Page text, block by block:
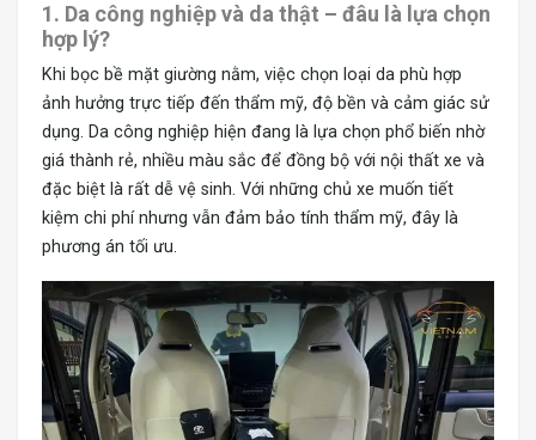
1. Da công nghiệp và da thật – đâu là lựa chọn
hợp lý?
Khi bọc bề mặt giường nằm, việc chọn loại da phù hợp
ảnh hưởng trực tiếp đến thẩm mỹ, độ bền và cảm giác sử
dụng. Da công nghiệp hiện đang là lựa chọn phổ biến nhờ
giá thành rẻ, nhiều màu sắc để đồng bộ với nội thất xe và
đặc biệt là rất dễ vệ sinh. Với những chủ xe muốn tiết
kiệm chi phí nhưng vẫn đảm bảo tính thẩm mỹ, đây là
phương án tối ưu.